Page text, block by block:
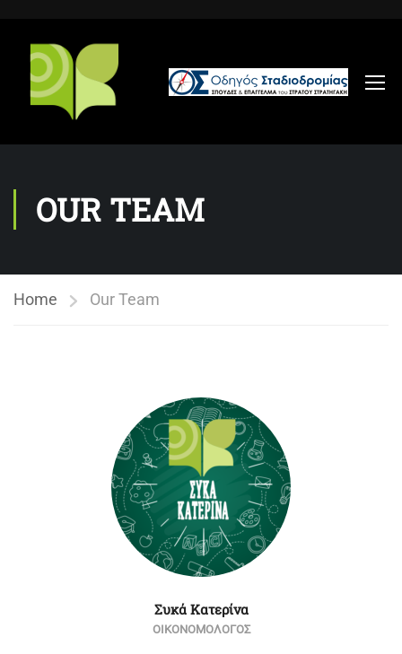
OUR TEAM
Home Our Team
Συκά Κατερίνα
ΟΙΚΟΝΟΜΟΛΟΓΟΣ